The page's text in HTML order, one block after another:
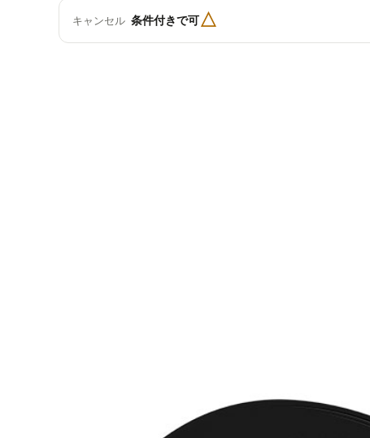
キャンセル 条件付きで可△